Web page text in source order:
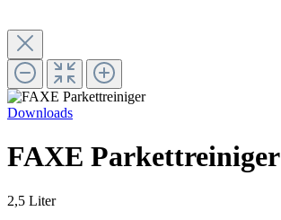
Downloads
FAXE Parkettreiniger
2,5 Liter